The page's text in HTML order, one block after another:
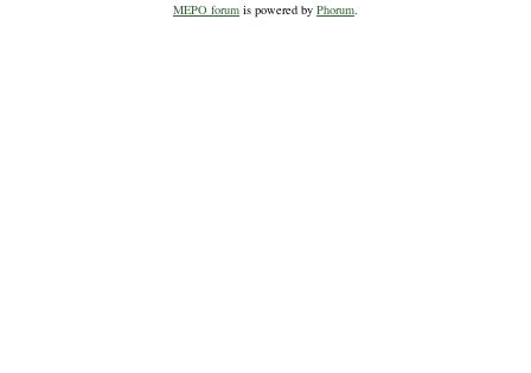
MEPO forum is powered by Phorum.